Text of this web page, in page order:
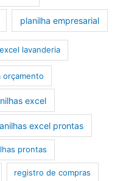
planilha empresarial
lavanderia
orçamento
excel
excel prontas
prontas
registro de compras